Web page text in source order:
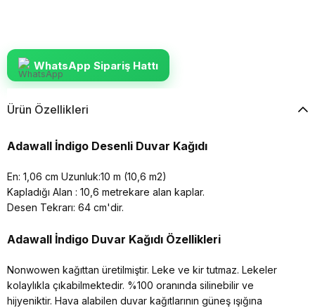
WhatsApp Sipariş Hattı
Ürün Özellikleri
Adawall İndigo Desenli Duvar Kağıdı
En: 1,06 cm Uzunluk:10 m (10,6 m2)
Kapladığı Alan : 10,6 metrekare alan kaplar.
Desen Tekrarı: 64 cm'dir.
Adawall İndigo Duvar Kağıdı Özellikleri
Nonwowen kağıttan üretilmiştir. Leke ve kir tutmaz. Lekeler
kolaylıkla çıkabilmektedir. %100 oranında silinebilir ve
hijyeniktir. Hava alabilen duvar kağıtlarının güneş ışığına